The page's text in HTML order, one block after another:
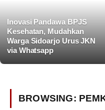
Inovasi Pandawa BPJS
Kesehatan, Mudahkan
Warga Sidoarjo Urus JKN
via Whatsapp
BROWSING: